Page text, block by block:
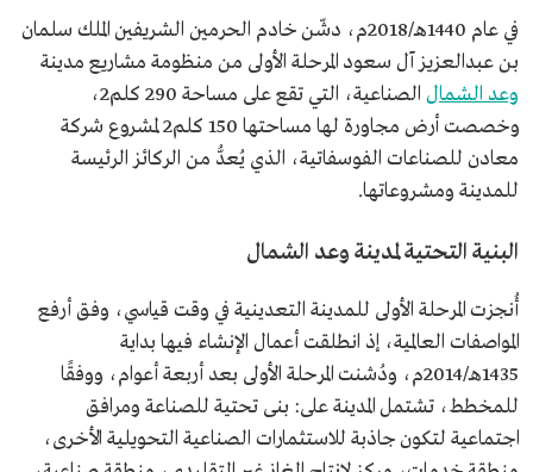
في عام 1440هـ/2018م، دشّن خادم الحرمين الشريفين الملك سلمان
بن عبدالعزيز آل سعود المرحلة الأولى من منظومة مشاريع مدينة
وعد الشمال
الصناعية، التي تقع على مساحة 290 كلم2،
وخصصت أرض ‏مجاورة لها مساحتها 150 كلم2 لمشروع شركة
معادن ‏للصناعات الفوسفاتية، الذي يُعدُّ من الركائز الرئيسة
للمدينة ومشروعاتها.
البنية التحتية لمدينة وعد الشمال
أُنجزت المرحلة الأولى للمدينة التعدينية في وقت قياسي، وفق أرفع
المواصفات العالمية، إذ انطلقت أعمال الإنشاء فيها بداية
1435هـ/2014م، ودُشنت المرحلة الأولى بعد أربعة أعوام، ‏ووفقًا
للمخطط، تشتمل المدينة على: بنى تحتية للصناعة ومرافق
اجتماعية لتكون ‏جاذبة للاستثمارات الصناعية التحويلية الأخرى،